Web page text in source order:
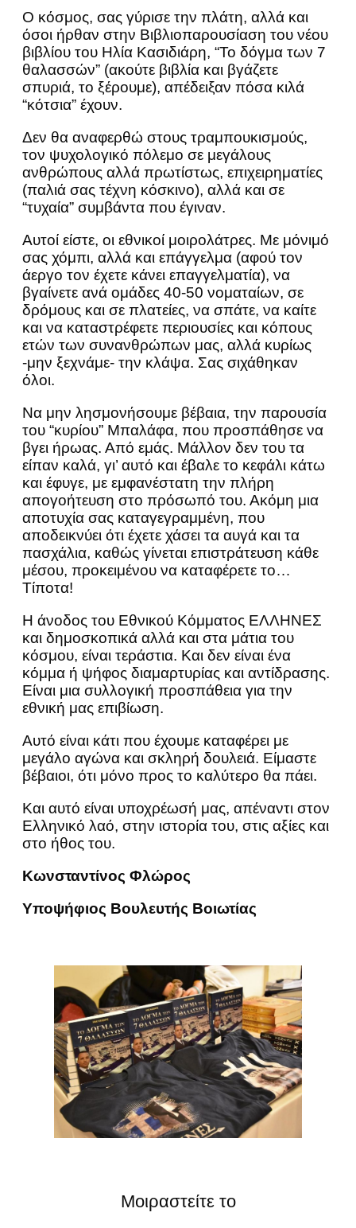
Ο κόσμος, σας γύρισε την πλάτη, αλλά και
όσοι ήρθαν στην Βιβλιοπαρουσίαση του νέου
βιβλίου του Ηλία Κασιδιάρη, “Το δόγμα των 7
θαλασσών” (ακούτε βιβλία και βγάζετε
σπυριά, το ξέρουμε), απέδειξαν πόσα κιλά
“κότσια” έχουν.
Δεν θα αναφερθώ στους τραμπουκισμούς,
τον ψυχολογικό πόλεμο σε μεγάλους
ανθρώπους αλλά πρωτίστως, επιχειρηματίες
(παλιά σας τέχνη κόσκινο), αλλά και σε
“τυχαία” συμβάντα που έγιναν.
Αυτοί είστε, οι εθνικοί μοιρολάτρες. Με μόνιμό
σας χόμπι, αλλά και επάγγελμα (αφού τον
άεργο τον έχετε κάνει επαγγελματία), να
βγαίνετε ανά ομάδες 40-50 νοματαίων, σε
δρόμους και σε πλατείες, να σπάτε, να καίτε
και να καταστρέφετε περιουσίες και κόπους
ετών των συνανθρώπων μας, αλλά κυρίως
-μην ξεχνάμε- την κλάψα. Σας σιχάθηκαν
όλοι.
Να μην λησμονήσουμε βέβαια, την παρουσία
του “κυρίου” Μπαλάφα, που προσπάθησε να
βγει ήρωας. Από εμάς. Μάλλον δεν του τα
είπαν καλά, γι’ αυτό και έβαλε το κεφάλι κάτω
και έφυγε, με εμφανέστατη την πλήρη
απογοήτευση στο πρόσωπό του. Ακόμη μια
αποτυχία σας καταγεγραμμένη, που
αποδεικνύει ότι έχετε χάσει τα αυγά και τα
πασχάλια, καθώς γίνεται επιστράτευση κάθε
μέσου, προκειμένου να καταφέρετε το…
Τίποτα!
Η άνοδος του Εθνικού Κόμματος ΕΛΛΗΝΕΣ
και δημοσκοπικά αλλά και στα μάτια του
κόσμου, είναι τεράστια. Και δεν είναι ένα
κόμμα ή ψήφος διαμαρτυρίας και αντίδρασης.
Είναι μια συλλογική προσπάθεια για την
εθνική μας επιβίωση.
Αυτό είναι κάτι που έχουμε καταφέρει με
μεγάλο αγώνα και σκληρή δουλειά. Είμαστε
βέβαιοι, ότι μόνο προς το καλύτερο θα πάει.
Και αυτό είναι υποχρέωσή μας, απέναντι στον
Ελληνικό λαό, στην ιστορία του, στις αξίες και
στο ήθος του.
Κωνσταντίνος Φλώρος
Υποψήφιος Βουλευτής Βοιωτίας
Μοιραστείτε το